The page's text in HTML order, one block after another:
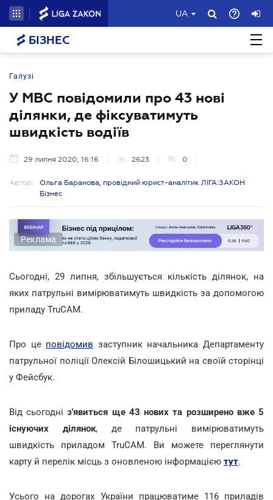
UA
БІЗНЕС
Галузі
У МВС повідомили про 43 нові
ділянки, де фіксуватимуть
швидкість водіїв
29 липня 2020, 16:16 2623 0
Автор:
Ольга Баранова, провідний юрист-аналітик ЛІГА:ЗАКОН
Бізнес
Реклама
Сьогодні, 29 липня, збільшується кількість ділянок, на
яких патрульні вимірюватимуть швидкість за допомогою
приладу TruCAM.
Про це повідомив заступник начальника Департаменту
патрульної поліції Олексій Білошицький на своїй сторінці
у Фейсбук.
Від сьогодніз'явиться ще 43 нових та розширено вже 5
існуючих ділянок, де патрульні вимірюватимуть
швидкість приладом TruCAM. Ви можете переглянути
карту й перелік місць з оновленою інформацією тут.
Усього на дорогах України працюватиме 116 приладів